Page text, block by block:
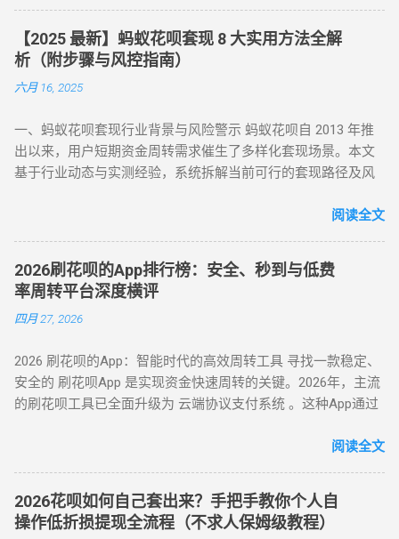
扣除手续费将资金转回用户账户。此方法无需复杂流程，资金
秒到账，尤其适合小额至中大额的套现需求，是 “花呗怎么套
现” 最便捷的答案。 二、普通风控账户：线上商城虚拟交易，
绕过限额限制 若花呗账户因使用异常触发普通风控（单笔限额
500-1000 元），可通过线上商城的虚拟交易模式实现套现。 具
风控账户兼容性较高的平台。 创建虚拟订单 ：选购电子卡券、
话费充值等虚拟商品，使用花呗支付。 模拟物流确认 ：商家提
供虚假物流信息后，用户在订单页面点击 “确认收货”。 快速回
法通过模拟真实购物场景，有效规避单笔限额，是 “花呗套现教
程” 中针对普通风控的核心策略。 三、深度风控账户：代付模
式破解，20-100 元也能全额套现 针对仅能支付 20-100 元或完
全无法交易的深度风控账户，代付模式成为终极解决方案。 操
（如小米商城、淘宝天猫），生成代付二维码。 扫码代付 ：用
户使用支付宝扫描代付码，选择花呗完成支付。 资金流转 ：商
家确认收款后，扣除手续费将资金转入用户账户。此方法突破
所有风控限制，即使花呗被深度风控也能实现套现，是...
景。以下是套现行为被严格限制的核心原因： 法律风险 ：套现
属于非法资金转移行为，涉及虚构交易、虚假退款等操作，可
能触犯《反洗钱法》及金融监管条例。 账户安全 ：第三方套现
平台常伴随信息泄露、诈骗风险，导致用户资金损失或账户被
结、芝麻分下降，甚至影响个人征信记录。 据 2024 年央行数
据显示，因套现被关闭花呗功能的用户同比增长 37%，部分用
户更因违规操作被列入金融机构黑名单。 二、2025 年花呗取现
付宝于近期升级「备用金」功能，实现花呗额度直接取现至银
行卡。具体操作步骤如下： 入口激活 ：打开支付宝 APP → 点
击「我的」→ 进入「花呗」页面，找到「备用金」开通入口。
额度确认 ：备用金额度与花呗可用额度实时同步（部分用户享
额外专享额度），支持最低 1 元起取。 验证流程 ：按提示完成
刷脸认证，确认利率及还款规则。 资金划转 ：输入取现金额
到账。 关键提示 ： 取现后花呗额度同步扣减，还款与花呗账
单合并，支持随时提前结清且无手续费。 备用金年化利率 7.2%
起，低于多数套现平台的高额手续费（通常达 10%-15%）。
部分用户尝试通过正规手段套现。 以下为常见套现方式： 套现
方式 操作流程 等级 到账时间 虚假交易 通过淘宝店铺刷单后退
款 ★★★★★ 5-30分钟左右 第三方平台 使用「黎明花呗」等
工具转账 ★★★★☆ 5分钟左右 线下扫码套现 扫描商家二维码
【2025 最新】蚂蚁花呗套现 8 大实用方法全解
析（附步骤与风控指南）
六月 16, 2025
一、蚂蚁花呗套现行业背景与风险警示 蚂蚁花呗自 2013 年推
出以来，用户短期资金周转需求催生了多样化套现场景。本文
基于行业动态与实测经验，系统拆解当前可行的套现路径及风
行为存在账户限制风险，需谨慎评估 ）。 二、2025 年花呗套
型 —— 小额应急首选 方法 1：可信商家扫码套现 操作流程 ：
通过资质认证平台获取实名商家收款码（需查验营业执照）；
花呗支付后，商家扣除 8%-15% 手续费实时返现至支付宝 / 微
信。 优势 ：10 分钟极速到账，操作极简 劣势 ：手续费偏高，
案 方法 2：电商平台虚拟卡券套现 操作流程 ： 在淘宝 / 天猫
购买京东 E 卡、加油卡等虚拟商品（单笔≤5000 元）； 通过
“京回收” 等卡券平台以 92-96 折出售，资金秒到银行卡。 优势
政策波动影响 （三）实物交易型 —— 大额资金解决方案 方法类
型 操作核心 手续费区间 适用场景 方法 3：货到返现 购买手机
/ 家电后协商退货 10%-25% 单笔需提现万元以上 方法 4：线下
闪付套现 开通花呗闪付绑定手机 Pay 5%-10% 需实体店铺配合
（四）间接套现策略 —— 隐蔽性优化方案 方法 5：信用卡代还
阅读全文
2026刷花呗的App排行榜：安全、秒到与低费
率周转平台深度横评
四月 27, 2026
2026 刷花呗的App：智能时代的高效周转工具 寻找一款稳定、
安全的 刷花呗App 是实现资金快速周转的关键。2026年，主流
的刷花呗工具已全面升级为 云端协议支付系统 。这种App通过
呗额度通过模拟购物流程转化为可提现余额。目前主流App的综
款 多通道备份 隐私加密 在移动支付高度发达的今天，刷花呗
已不再需要传统的线下寻找商家。只需通过手机下载特定的周
转 App 或关注 H5 平台，即可实现“足不出户，额度变现”。
阅读全文
2026花呗如何自己套出来？手把手教你个人自
操作低折损提现全流程（不求人保姆级教程）